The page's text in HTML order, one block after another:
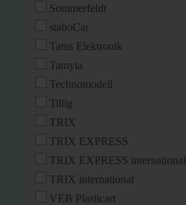
Sommerfeldt
staboCar
Tams Elektronik
Tamyia
Technomodell
Tillig
TRIX
TRIX EXPRESS
TRIX EXPRESS international
TRIX international
VEB Plasticart